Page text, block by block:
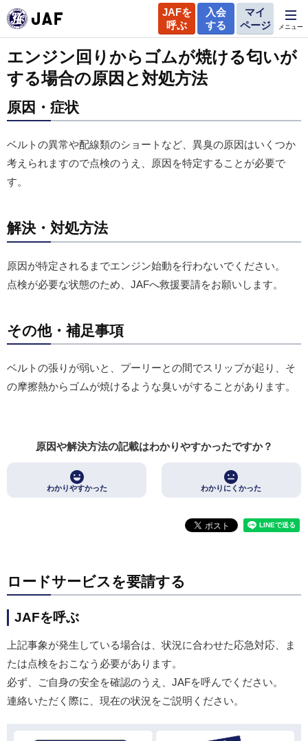
JAFを
呼ぶ
入会
する
マイ
ページ
メニュー
エンジン回りからゴムが焼ける匂いが
する場合の原因と対処方法
原因・症状
ベルトの異常や配線類のショートなど、異臭の原因はいくつか
考えられますので点検のうえ、原因を特定することが必要で
す。
解決・対処方法
原因が特定されるまでエンジン始動を行わないでください。
点検が必要な状態のため、JAFへ救援要請をお願いします。
その他・補足事項
ベルトの張りが弱いと、プーリーとの間でスリップが起り、そ
の摩擦熱からゴムが焼けるような臭いがすることがあります。
原因や解決方法の記載はわかりやすかったですか？
わかりやすかった わかりにくかった
ロードサービスを要請する
JAFを呼ぶ
上記事象が発生している場合は、状況に合わせた応急対応、ま
たは点検をおこなう必要があります。
必ず、ご自身の安全を確認のうえ、JAFを呼んでください。
連絡いただく際に、現在の状況をご説明ください。